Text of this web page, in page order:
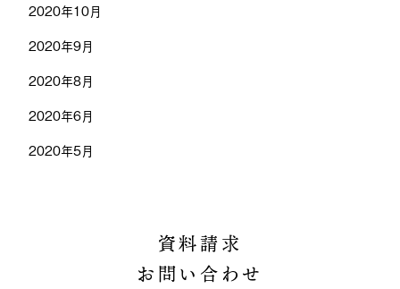
2020年10月
2020年9月
2020年8月
2020年6月
2020年5月
資料請求
お問い合わせ